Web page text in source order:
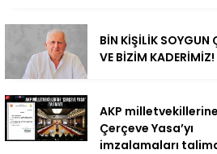
BİN KİŞİLİK SOYGUN
VE BİZİM KADERİMİZ!
AKP milletvekillerine
Çerçeve Yasa’yı
imzalamaları